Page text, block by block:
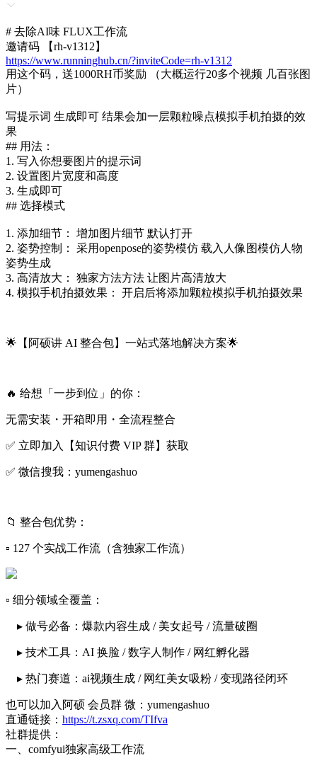
# 去除AI味 FLUX工作流
邀请码 【rh-v1312】
https://www.runninghub.cn/?inviteCode=rh-v1312
用这个码，送1000RH币奖励 （大概运行20多个视频 几百张图
片）
写提示词 生成即可 结果会加一层颗粒噪点模拟手机拍摄的效
果
## 用法：
1. 写入你想要图片的提示词
2. 设置图片宽度和高度
3. 生成即可
## 选择模式
1. 添加细节： 增加图片细节 默认打开
2. 姿势控制： 采用openpose的姿势模仿 载入人像图模仿人物
姿势生成
3. 高清放大： 独家方法方法 让图片高清放大
4. 模拟手机拍摄效果： 开启后将添加颗粒模拟手机拍摄效果
🌟【阿硕讲 AI 整合包】一站式落地解决方案🌟
🔥 给想「一步到位」的你：
无需安装・开箱即用・全流程整合
✅ 立即加入【知识付费 VIP 群】获取
✅ 微信搜我：yumengashuo
📁 整合包优势：
▫️ 127 个实战工作流（含独家工作流）
▫️ 细分领域全覆盖：
▸ 做号必备：爆款内容生成 / 美女起号 / 流量破圈
▸ 技术工具：AI 换脸 / 数字人制作 / 网红孵化器
▸ 热门赛道：ai视频生成 / 网红美女吸粉 / 变现路径闭环
也可以加入阿硕 会员群 微：yumengashuo
直通链接： https://t.zsxq.com/TIfva
社群提供：
一、comfyui独家高级工作流